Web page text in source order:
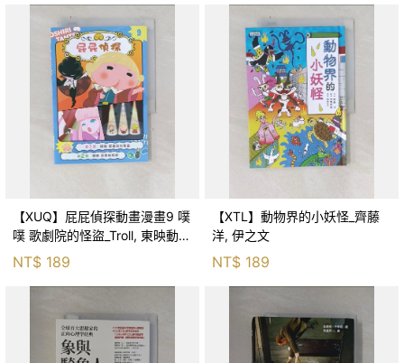
【XUQ】屁屁偵探動畫漫畫9 噗
噗 歌劇院的怪盜_Troll, 東映動畫
株式會社, 張東君
NT$ 189
【XTL】動物界的小妖怪_齊藤
洋, 伊之文
NT$ 189